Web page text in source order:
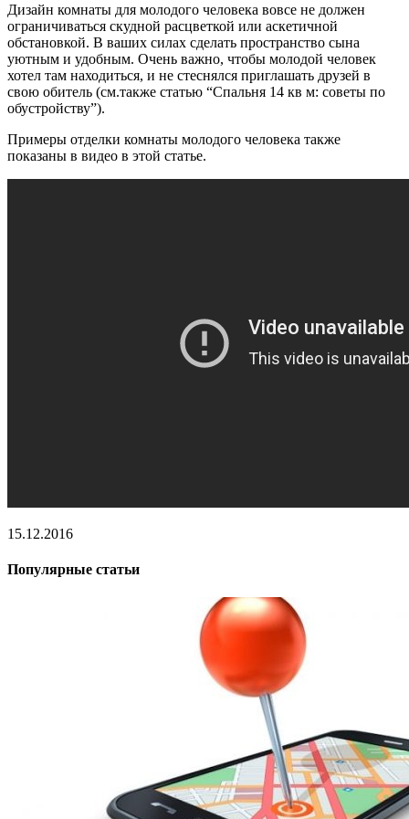
Дизайн комнаты для молодого человека вовсе не должен
ограничиваться скудной расцветкой или аскетичной
обстановкой. В ваших силах сделать пространство сына
уютным и удобным. Очень важно, чтобы молодой человек
хотел там находиться, и не стеснялся приглашать друзей в
свою обитель (см.также статью “Спальня 14 кв м: советы по
обустройству”).
Примеры отделки комнаты молодого человека также
показаны в видео в этой статье.
15.12.2016
Популярные статьи